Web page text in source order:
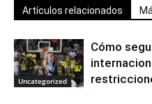
Artículos relacionados
Uncategorized
Cómo